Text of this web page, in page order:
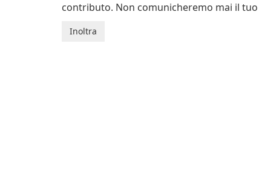
contributo. Non comunicheremo mai il